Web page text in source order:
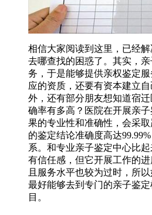
相信大家阅读到这里，已经
去哪查找的困惑了。其实，
务，于是能够提供亲权鉴定
应的资质，还要有资本建立
外，还有部分朋友想知道宿
确率有多高？医院在开展亲
果的专业性和准确性，会采
的鉴定结论准确度高达
系。和专业亲子鉴定中心比
有信任感，但它开展工作的
且服务水平也较为过时，所
最好能够去到专门的亲子鉴
目。